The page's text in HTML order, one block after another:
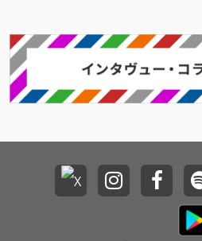
タケが「SUIKA」のメ
活動を共にした女性詩
て、オリジナルとは一
リーズでお馴染み
男”が真犯人を追い詰め
る様子を描いた「容疑
た作品」が中心で、作
ロデュースだけでな
く、いわゆるメロディ
ラインや歌唱までを担
ロディとコード感、歌
も含めて「タケウチカ
ズタケらしさ」を表現